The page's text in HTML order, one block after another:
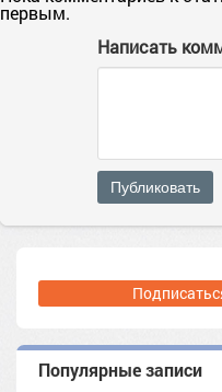
первым.
Написать
Публиковать
Популярные записи